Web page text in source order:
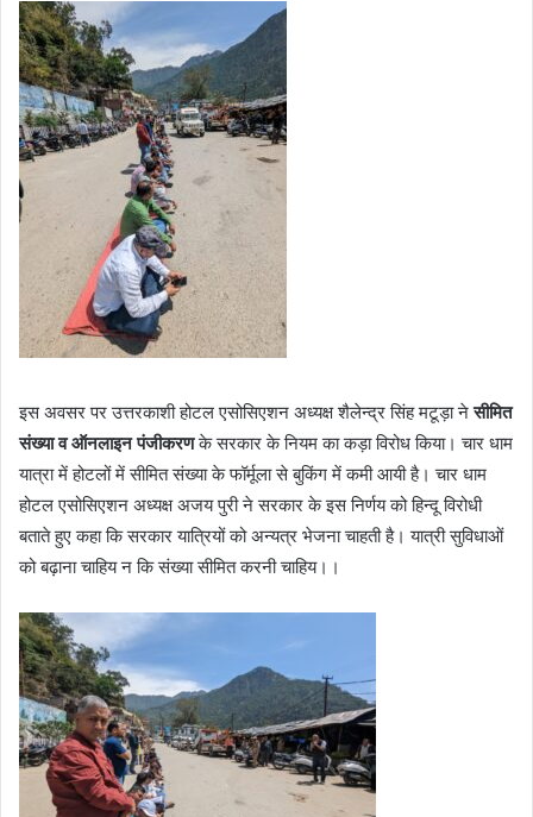
इस अवसर पर उत्तरकाशी होटल एसोसिएशन अध्यक्ष शैलेन्द्र सिंह मटूड़ा नेसीमित
संख्या व ऑनलाइन पंजीकरणके सरकार के नियम का कड़ा विरोध किया। चार धाम
यात्रा में होटलों में सीमित संख्या के फॉर्मूला से बुकिंग में कमी आयी है। चार धाम
होटल एसोसिएशन अध्यक्ष अजय पुरी ने सरकार के इस निर्णय को हिन्दू विरोधी
बताते हुए कहा कि सरकार यात्रियों को अन्यत्र भेजना चाहती है। यात्री सुविधाओं
को बढ़ाना चाहिय न कि संख्या सीमित करनी चाहिय।।